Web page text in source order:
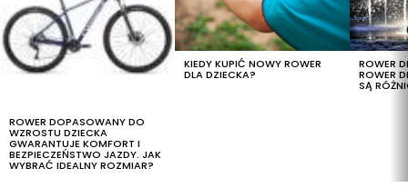
ROWER DOPASOWANY DO
WZROSTU DZIECKA
GWARANTUJE KOMFORT I
BEZPIECZEŃSTWO JAZDY. JAK
WYBRAĆ IDEALNY ROZMIAR?
KIEDY KUPIĆ NOWY ROWER
DLA DZIECKA?
ROWER
ROWER
SĄ